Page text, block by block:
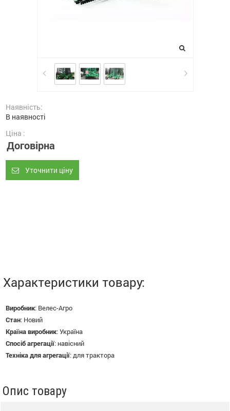
Наявність:
В наявності
Ціна :
Договірна
Уточнити ціну
Характеристики товару:
Виробник: Велес-Агро
Стан: Новий
Країна виробник:Україна
Спосіб агрегації: навісний
Техніка для агрегації: для трактора
Опис товару